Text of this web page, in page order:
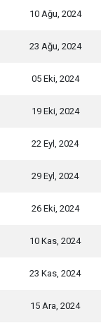
10 Ağu, 2024
23 Ağu, 2024
05 Eki, 2024
19 Eki, 2024
22 Eyl, 2024
29 Eyl, 2024
26 Eki, 2024
10 Kas, 2024
23 Kas, 2024
15 Ara, 2024